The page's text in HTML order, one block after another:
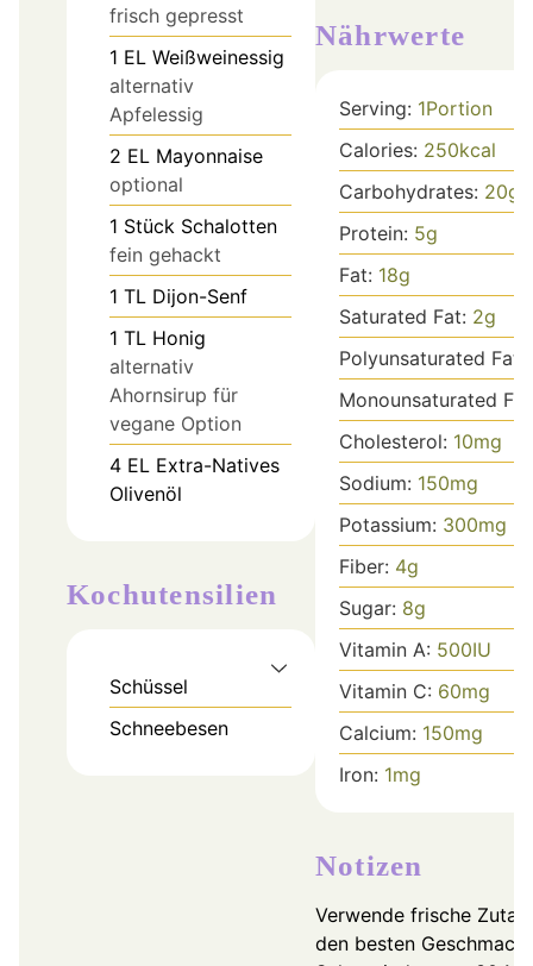
frisch gepresst
1 EL Weißweinessig
alternativ
Apfelessig
2 EL Mayonnaise
optional
1 Stück Schalotten
fein gehackt
1 TL Dijon-Senf
1 TL Honig
alternativ
Ahornsirup für
vegane Option
4 EL Extra-Natives
Olivenöl
Kochutensilien
Schüssel
Schneebesen
Nährwerte
Serving: 1Portion
Calories: 250kcal
Carbohydrates: 20g
Protein: 5g
Fat: 18g
Saturated Fat: 2g
Polyunsaturated Fat:
Monounsaturated
Cholesterol: 10mg
Sodium: 150mg
Potassium: 300mg
Fiber: 4g
Sugar: 8g
Vitamin A: 500IU
Vitamin C: 60mg
Calcium: 150mg
Iron: 1mg
Notizen
Verwende frische
den besten